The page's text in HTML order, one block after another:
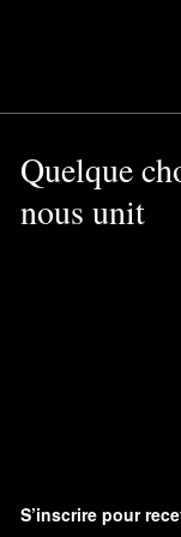
Quelque
nous unit
S’inscrire pour